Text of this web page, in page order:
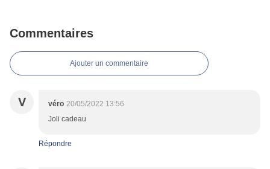
Commentaires
Ajouter un commentaire
V véro 20/05/2022 13:56
Joli cadeau
Répondre